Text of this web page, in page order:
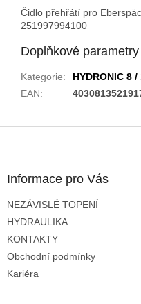
Čidlo přehřátí pro
251997994100
Doplňkové parametry
Kategorie:
HYDRONIC 8 /
EAN:
Informace pro Vás
NEZÁVISLÉ TOPENÍ
HYDRAULIKA
KONTAKTY
Obchodní podmínky
Kariéra